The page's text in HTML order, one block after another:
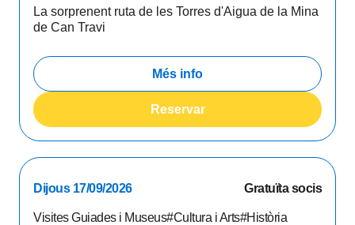
La sorprenent ruta de les Torres d'Aigua de la Mina
de Can Travi
Més info
Reservar
Dijous 17/09/2026 Gratuïta socis
Visites Guiades i Museus#Cultura i Arts#Història